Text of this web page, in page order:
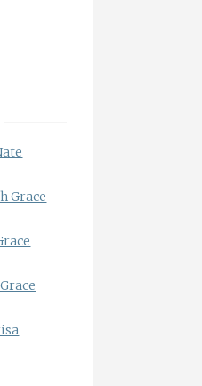
Grace